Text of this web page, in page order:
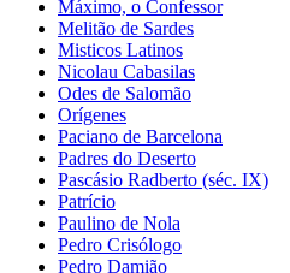
Máximo, o Confessor
Melitão de Sardes
Misticos Latinos
Nicolau Cabasilas
Odes de Salomão
Orígenes
Paciano de Barcelona
Padres do Deserto
Pascásio Radberto (séc. IX)
Patrício
Paulino de Nola
Pedro Crisólogo
Pedro Damião